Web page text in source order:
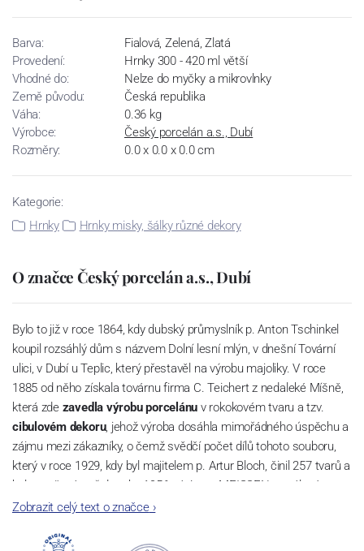
Barva:
Fialová, Zelená, Zlatá
Provedení:
Hrnky 300 - 420 ml větší
Vhodné do:
Nelze do myčky a mikrovlnky
Země původu:
Česká republika
Váha:
0.36 kg
Výrobce:
Český porcelán a.s., Dubí
Rozměry:
0.0 x 0.0 x 0.0 cm
Kategorie:
Hrnky
Hrnky misky, šálky různé dekory
O značce Český porcelán a.s., Dubí
Bylo to již v roce 1864, kdy dubský průmyslník p. Anton Tschinkel
koupil rozsáhlý dům s názvem Dolní lesní mlýn, v dnešní Tovární
ulici, v Dubí u Teplic, který přestavěl na výrobu majoliky. V roce
1885 od něho získala továrnu firma C. Teichert z nedaleké Míšně,
která zdezavedla výrobu porcelánu v rokokovém tvaru a tzv.
cibulovém dekoru, jehož výroba dosáhla mimořádného úspěchu a
zájmu mezi zákazníky, o čemž svědčí počet dílů tohoto souboru,
který v roce 1929, kdy byl majitelem p. Artur Bloch, činil 257 tvarů a
byl označován až do roku 1956 nápisem MEISSEN v oválovém
rámečku.
Dnes, kdy čtete tento úvod, nese firma název
Zobrazit celý text o značce›